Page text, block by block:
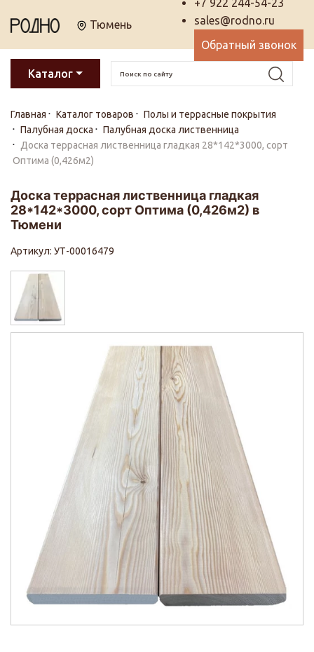
Тюмень
+7 922 244-54-23
sales@rodno.ru
Обратный звонок
Каталог
Главная Каталог товаров
Полы и террасные покрытия
Палубная доска
Палубная доска лиственница
Доска террасная лиственница гладкая 28*142*3000, сорт
Оптима (0,426м2)
Доска террасная лиственница гладкая
28*142*3000, сорт Оптима (0,426м2) в
Тюмени
Артикул: УТ-00016479